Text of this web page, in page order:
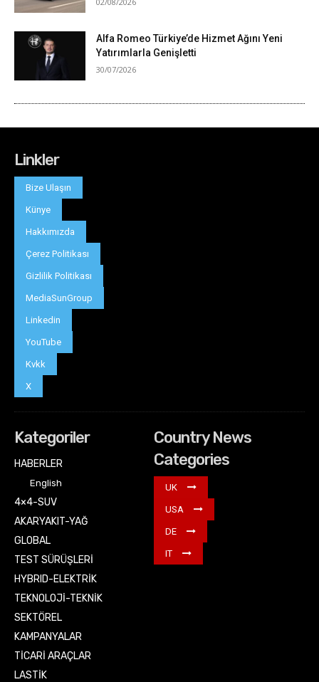
Linkler
Bize Ulaşın
Künye
Hakkımızda
Çerez Politikası
Gizlilik Politikası
MediaSunGroup
Linkedin
YouTube
Kvkk
X
Kategoriler
HABERLER
English
4×4-SUV
AKARYAKIT-YAĞ
GLOBAL
TEST SÜRÜŞLERİ
HYBRID-ELEKTRİK
TEKNOLOJİ-TEKNİK
SEKTÖREL
KAMPANYALAR
TİCARİ ARAÇLAR
LASTİK
Country News
Categories
UK
USA
DE
IT